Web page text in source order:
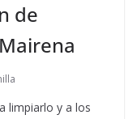
de
limpiarlo y a los